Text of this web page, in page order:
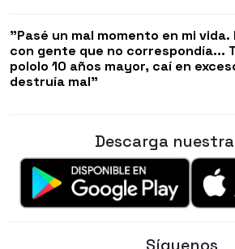
"Pasé un mal momento en mi vida.
con gente que no correspondía...
pololo 10 años mayor, caí en
destruía mal"
Descarga